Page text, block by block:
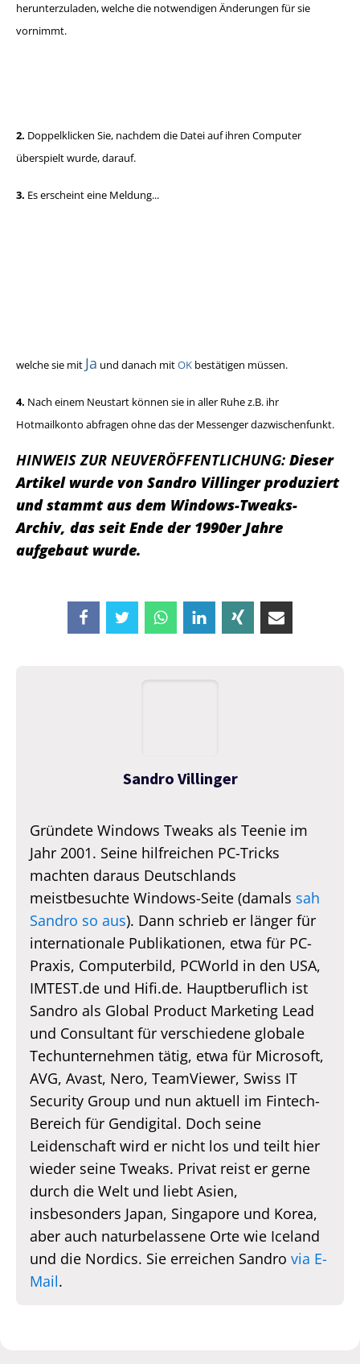
herunterzuladen, welche die notwendigen Änderungen für sie
vornimmt.
2. Doppelklicken Sie, nachdem die Datei auf ihren Computer
überspielt wurde, darauf.
3. Es erscheint eine Meldung...
welche sie mit Ja und danach mitOK bestätigen müssen.
4. Nach einem Neustart können sie in aller Ruhe z.B. ihr
Hotmailkonto abfragen ohne das der Messenger dazwischenfunkt.
HINWEIS ZUR NEUVERÖFFENTLICHUNG: Dieser
Artikel wurde von Sandro Villinger produziert
und stammt aus dem Windows-Tweaks-
Archiv, das seit Ende der 1990er Jahre
aufgebaut wurde.
Sandro Villinger
Gründete Windows Tweaks als Teenie im
Jahr 2001. Seine hilfreichen PC-Tricks
machten daraus Deutschlands
meistbesuchte Windows-Seite (damals sah
Sandro so aus). Dann schrieb er länger für
internationale Publikationen, etwa für PC-
Praxis, Computerbild, PCWorld in den USA,
IMTEST.de und Hifi.de. Hauptberuflich ist
Sandro als Global Product Marketing Lead
und Consultant für verschiedene globale
Techunternehmen tätig, etwa für Microsoft,
AVG, Avast, Nero, TeamViewer, Swiss IT
Security Group und nun aktuell im Fintech-
Bereich für Gendigital. Doch seine
Leidenschaft wird er nicht los und teilt hier
wieder seine Tweaks. Privat reist er gerne
durch die Welt und liebt Asien,
insbesonders Japan, Singapore und Korea,
aber auch naturbelassene Orte wie Iceland
und die Nordics. Sie erreichen Sandro via E-
Mail.